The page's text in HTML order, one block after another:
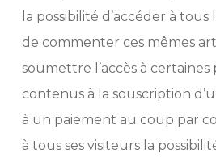
la possibilité d’accéder à
de commenter ces mêmes
soumettre l’accès à certaines
contenus à la souscription
à un paiement au coup par
à tous ses visiteurs la